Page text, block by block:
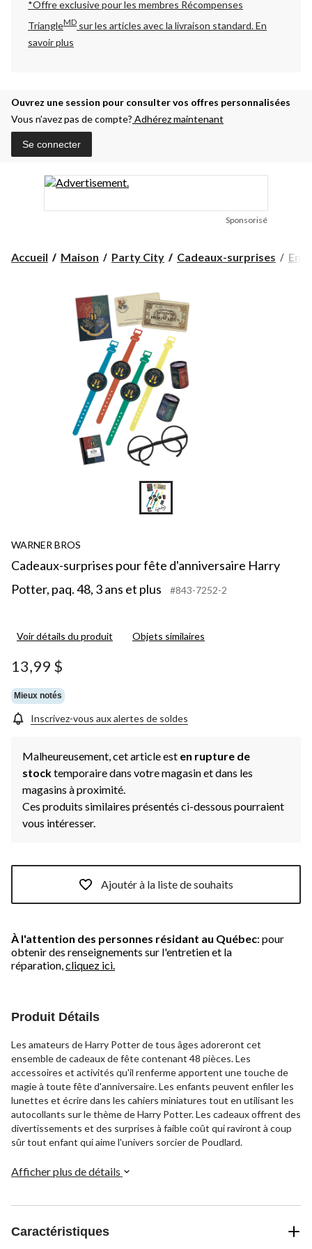
*Offre exclusive pour les membres Récompenses
TriangleMD sur les articles avec la livraison standard.En
savoir plus
Ouvrez une session pour consulter vos offres personnalisées
Vous n’avez pas de compte? Adhérez maintenant
Se connecter
Sponsorisé
Accueil Maison Party City Cadeaux-surprises
WARNER BROS
Cadeaux-surprises pour fête d'anniversaire Harry
Potter, paq. 48, 3 ans et plus
#843-7252-2
Voir détails du produit Objets similaires
13,99 $
Mieux notés
Inscrivez-vous aux alertes de soldes
Malheureusement, cet article est en rupture de
stocktemporaire dans votre magasin et dans les
magasins à proximité.
Ces produits similaires présentés ci-dessous pourraient
vous intéresser.
Ajoutér à la liste de souhaits
À l'attention des personnes résidant au Québec: pour
obtenir des renseignements sur l'entretien et la
réparation, cliquez ici.
Produit Détails
Les amateurs de Harry Potter de tous âges adoreront cet
ensemble de cadeaux de fête contenant 48 pièces. Les
accessoires et activités qu'il renferme apportent une touche de
magie à toute fête d'anniversaire. Les enfants peuvent enfiler les
lunettes et écrire dans les cahiers miniatures tout en utilisant les
autocollants sur le thème de Harry Potter. Les cadeaux offrent des
divertissements et des surprises à faible coût qui raviront à coup
sûr tout enfant qui aime l'univers sorcier de Poudlard.
Afficher plus de détails
Caractéristiques